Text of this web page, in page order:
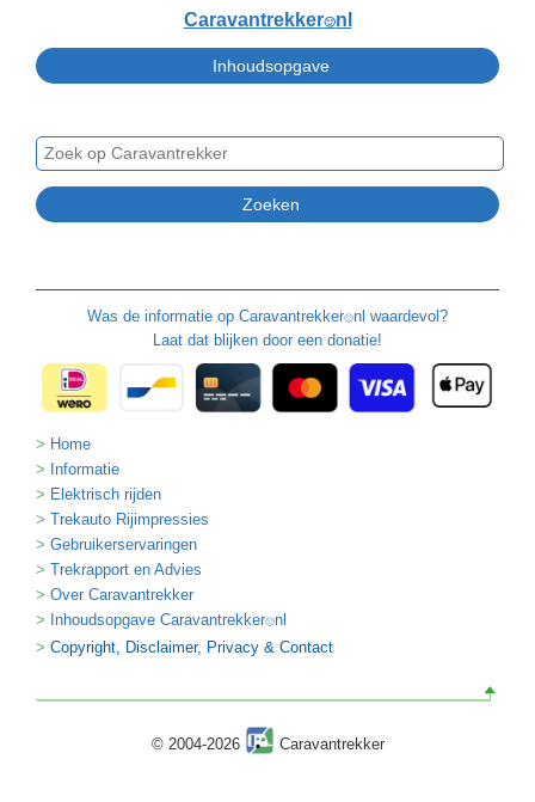
Caravantrekker🙂nl
Was de informatie op Caravantrekker🙂nl waardevol?
Laat dat blijken door een donatie!
Home
Informatie
Elektrisch rijden
Trekauto Rijimpressies
Gebruikerservaringen
Trekrapport en Advies
Over Caravantrekker
Inhoudsopgave Caravantrekker🙂nl
Copyright, Disclaimer, Privacy & Contact
© 2004-2026 Caravantrekker